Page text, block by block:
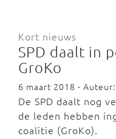
Kort nieuws
SPD daalt in
GroKo
6 maart 2018 -
De SPD daalt nog
de leden hebben
coalitie (GroKo).